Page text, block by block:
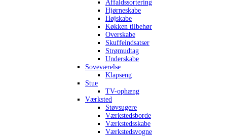
Affaldssortering
Hjørneskabe
Højskabe
Køkken tilbehør
Overskabe
Skuffeindsatser
Strømudtag
Underskabe
Soveværelse
Klapseng
Stue
TV-ophæng
Værksted
Støvsugere
Værkstedsborde
Værkstedsskabe
Værkstedsvogne